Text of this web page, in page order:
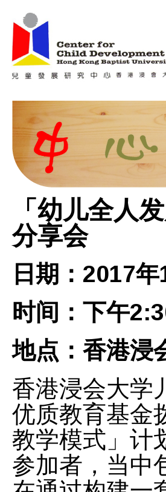
「幼儿全人
分享会
日期：2017
时间：下午
地点：香港浸
香港浸会大学
优质教育基金
教学模式」计
参加者，当中
Main menu